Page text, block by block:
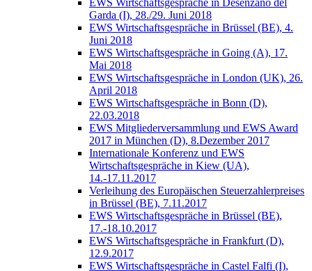
EWS Wirtschaftsgespräche in Desenzano del
Garda (I), 28./29. Juni 2018
EWS Wirtschaftsgespräche in Brüssel (BE), 4.
Juni 2018
EWS Wirtschaftsgespräche in Going (A), 17.
Mai 2018
EWS Wirtschaftsgespräche in London (UK), 26.
April 2018
EWS Wirtschaftsgespräche in Bonn (D),
22.03.2018
EWS Mitgliederversammlung und EWS Award
2017 in München (D), 8.Dezember 2017
Internationale Konferenz und EWS
Wirtschaftsgespräche in Kiew (UA),
14.-17.11.2017
Verleihung des Europäischen Steuerzahlerpreises
in Brüssel (BE), 7.11.2017
EWS Wirtschaftsgespräche in Brüssel (BE),
17.-18.10.2017
EWS Wirtschaftsgespräche in Frankfurt (D),
12.9.2017
EWS Wirtschaftsgespräche in Castel Falfi (I),